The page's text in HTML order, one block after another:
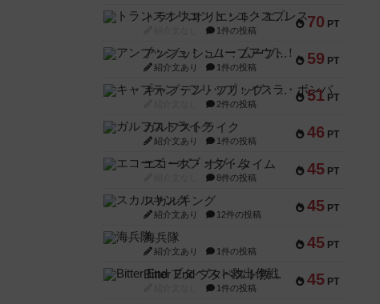
70 PT
トランスオリエント・エクスプレス
1件の投稿
59 PT
アンブッシュ！：ムーブアウト！
紹介文あり 1件の投稿
51 PT
キャプテン・フリップ：イスラ・ボンバ
2件の投稿
46 PT
ガルフストライク
紹介文あり 1件の投稿
45 PT
エコーズ・オブ・タイム
8件の投稿
45 PT
スカルキング
紹介文あり 12件の投稿
45 PT
海兵隊
紹介文あり 1件の投稿
45 PT
Bitter End ブタペスト救出作戦
1件の投稿